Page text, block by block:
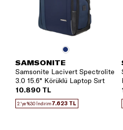
SAMSONITE
Samsonite Lacivert Spectrolite
3.0 15.6" Körüklü Laptop Sırt
Çantası
10.890 TL
2.'ye %30 İndirim7.623 TL